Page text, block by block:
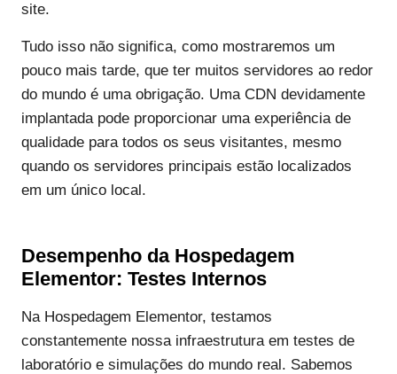
site.
Tudo isso não significa, como mostraremos um
pouco mais tarde, que ter muitos servidores ao redor
do mundo é uma obrigação. Uma CDN devidamente
implantada pode proporcionar uma experiência de
qualidade para todos os seus visitantes, mesmo
quando os servidores principais estão localizados
em um único local.
Desempenho da Hospedagem
Elementor: Testes Internos
Na Hospedagem Elementor, testamos
constantemente nossa infraestrutura em testes de
laboratório e simulações do mundo real. Sabemos